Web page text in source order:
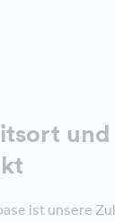
ist unsere